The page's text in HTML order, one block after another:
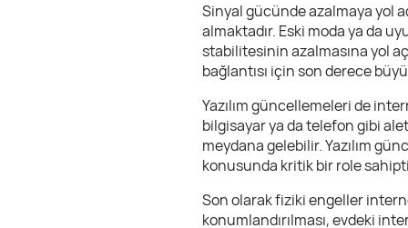
Sinyal gücünde azalmaya yol
almaktadır. Eski moda ya da
stabilitesinin azalmasına yol
bağlantısı için son derece
Yazılım güncellemeleri de
bilgisayar ya da telefon gibi
meydana gelebilir. Yazılım
konusunda kritik bir role
Son olarak fiziki engeller
konumlandırılması, evdeki